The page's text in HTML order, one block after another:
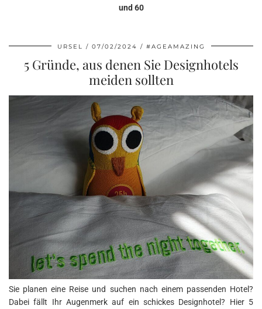
und 60
URSEL 07/02/2024 #AGEAMAZING
5 Gründe, aus denen Sie Designhotels
meiden sollten
Sie planen eine Reise und suchen nach einem passenden Hotel?
Dabei fällt Ihr Augenmerk auf ein schickes Designhotel? Hier 5